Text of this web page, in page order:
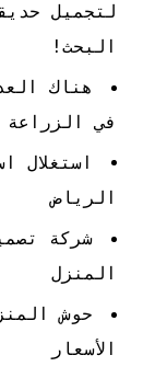
لتجميل
البحث!
هناك
في
استغلال
الرياض
شركة
المنزل
حوش
الأسعار